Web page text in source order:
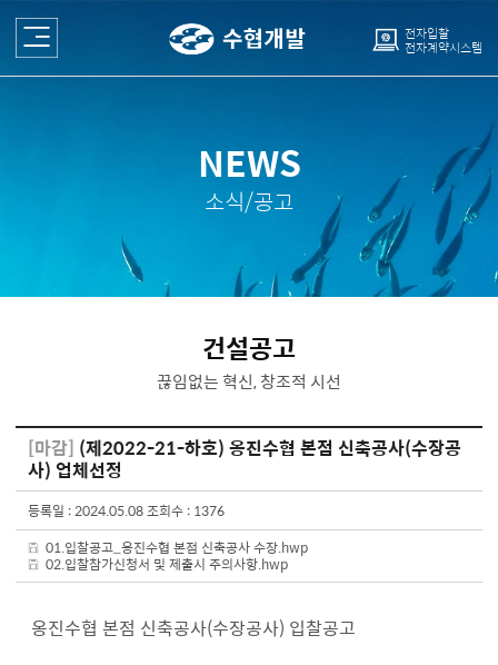
전자입찰
전자계약시스템
NEWS
소식/공고
건설공고
끊임없는 혁신, 창조적 시선
[마감] (제2022-21-하호) 옹진수협 본점 신축공사(수장공
사) 업체선정
등록일 : 2024.05.08조회수 : 1376
01.입찰공고_옹진수협 본점 신축공사 수장.hwp
02.입찰참가신청서 및 제출시 주의사항.hwp
옹진수협 본점 신축공사(수장공사) 입찰공고